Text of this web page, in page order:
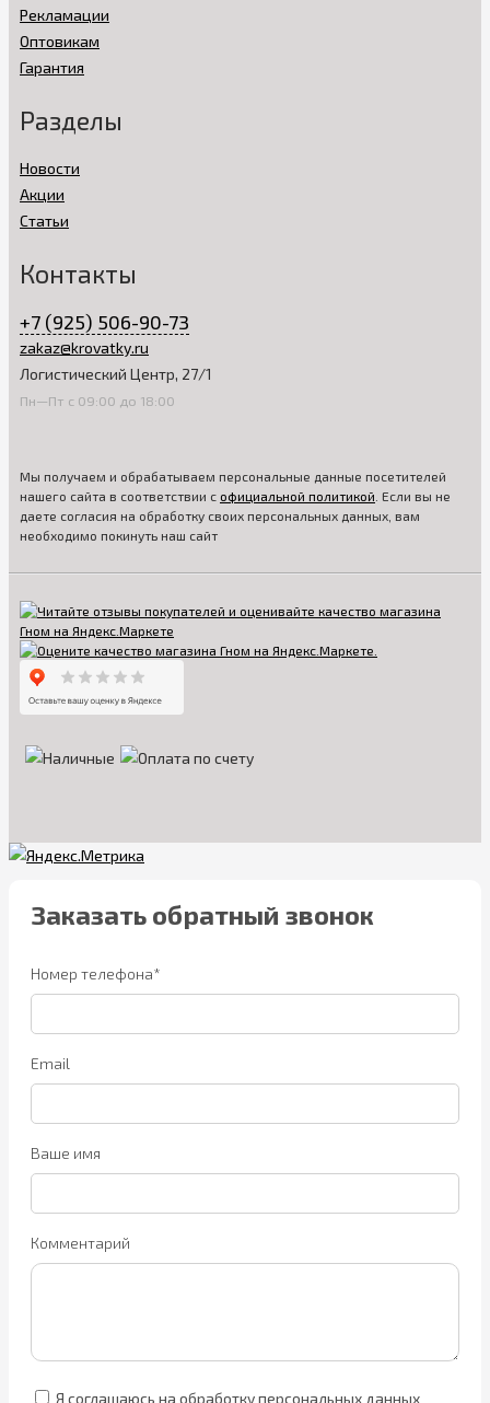
Рекламации
Оптовикам
Гарантия
Разделы
Новости
Акции
Статьи
Контакты
+7 (925) 506-90-73
zakaz@krovatky.ru
Логистический Центр, 27/1
Пн—Пт с 09:00 до 18:00
Мы получаем и обрабатываем персональные данные посетителей
нашего сайта в соответствии с официальной политикой . Если вы не
даете согласия на обработку своих персональных данных, вам
необходимо покинуть наш сайт
Заказать обратный звонок
Номер телефона*
Email
Ваше имя
Комментарий
Я соглашаюсь на обработку персональных данных